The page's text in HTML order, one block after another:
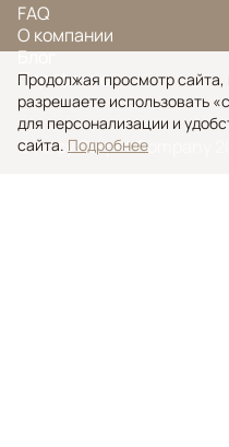
FAQ
О компании
Блог
Портфолио
© Ansy Carpet Company
Продолжая просмотр сайта,
разрешаете использовать
для персонализации и
сайта. Подробнее